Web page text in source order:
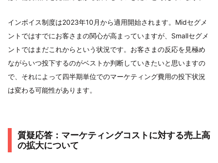
インボイス制度は2023年10月から適用開始されます。Midセグメ
ントではすでにお客さまの関心が高まっていますが、Smallセグメ
ントではまだこれからという状況です。お客さまの反応を見極め
ながらいつ投下するのがベストか判断していきたいと思いますの
で、それによって四半期単位でのマーケティング費用の投下状況
は変わる可能性があります。
質疑応答：マーケティングコストに対する売上高
の拡大について